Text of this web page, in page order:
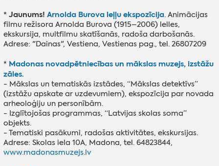
* Jaunums! Arnolda Burova leļļu ekspozīcija. Animācijas
filmu režisora Arnolda Burova (1915–2006) lelles,
ekskursija, multfilmu skatīšanās, radoša darbošanās.
Adrese: "Dainas", Vestiena, Vestienas pag., tel. 26807209
* Madonas novadpētniecības un mākslas muzejs, izstāžu
zāles.
- Mākslas un tematiskās izstādes, “Mākslas detektīvs”
(izstāžu apskate ar uzdevumiem), ekspozīcija par novada
arheoloģiju un personībām.
- Izglītojošas programmas, “Latvijas skolas soma”
objekts.
- Tematiski pasākumi, radošas aktivitātes, ekskursijas.
Adrese: Skolas iela 10A, Madona, tel. 64823844,
www.madonasmuzejs.lv